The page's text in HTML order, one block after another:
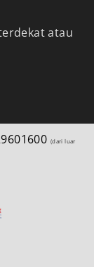
atau
(dari luar